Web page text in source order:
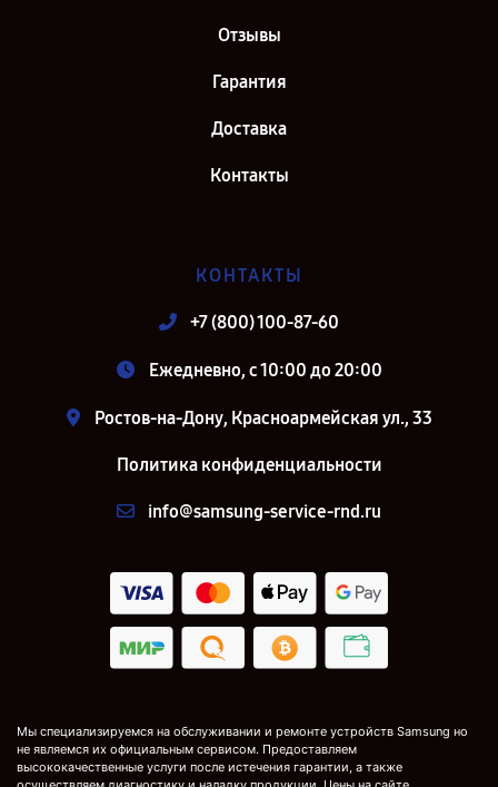
Отзывы
Гарантия
Доставка
Контакты
КОНТАКТЫ
+7 (800) 100-87-60
Ежедневно, с 10:00 до 20:00
Ростов-на-Дону, Красноармейская ул., 33
Политика конфиденциальности
info@samsung-service-rnd.ru
Мы специализируемся на обслуживании и ремонте устройств Samsung но
не являемся их официальным сервисом. Предоставляем
высококачественные услуги после истечения гарантии, а также